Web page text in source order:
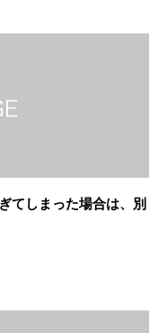
てしまった場合は、別